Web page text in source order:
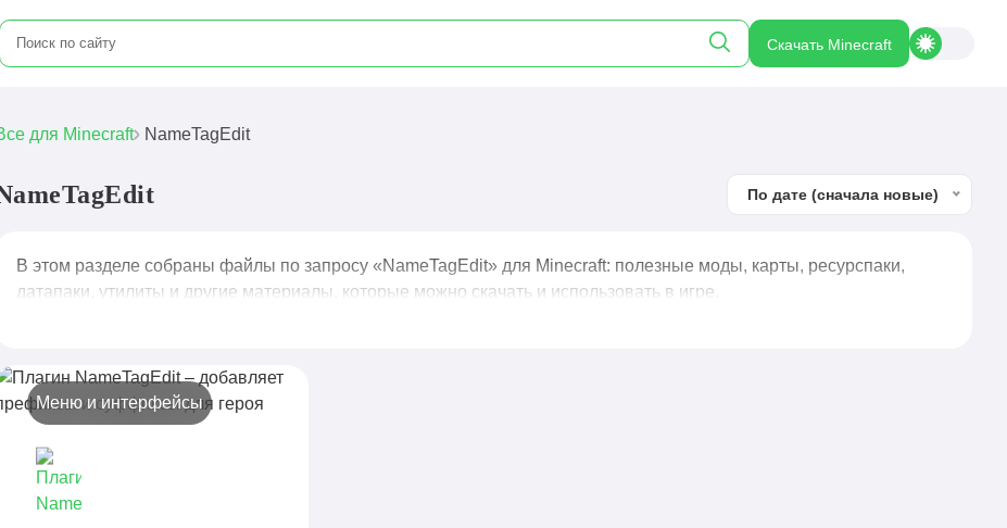
Скачать Minecraft
для Minecraft NameTagEdit
По дате (сначала новые)
В этом разделе собраны файлы по запросу «NameTagEdit» для Minecraft: полезные моды, карты, ресурспаки,
датапаки, утилиты и другие материалы, которые можно скачать и использовать в игре.
Меню и интерфейсы